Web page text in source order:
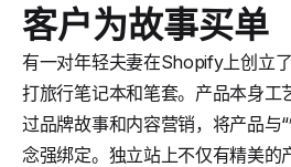
客户为故事买单
有一对年轻夫妻在Shopify上创立
打旅行笔记本和笔套。产品本身工
过品牌故事和内容营销，将产品与
念强绑定。独立站上不仅有精美的